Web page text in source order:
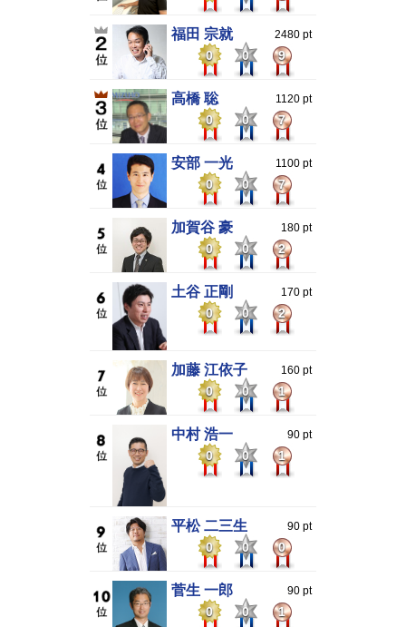
福田 宗就 2480 pt
0 0 9
高橋 聡 1120 pt
0 0 7
安部 一光 1100 pt
0 0 7
加賀谷 豪 180 pt
0 0 2
土谷 正剛 170 pt
0 0 2
加藤 江依子 160 pt
0 0 1
中村 浩一 90 pt
0 0 1
平松 二三生 90 pt
0 0 0
菅生 一郎 90 pt
0 0 1